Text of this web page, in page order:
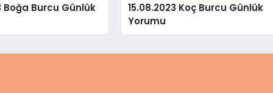
Boğa Burcu Günlük
15.08.2023 Koç Burcu Günlük
Yorumu